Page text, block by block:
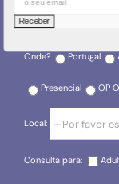
Onde? Portugal
Presencial OP
Local:
Consulta para: